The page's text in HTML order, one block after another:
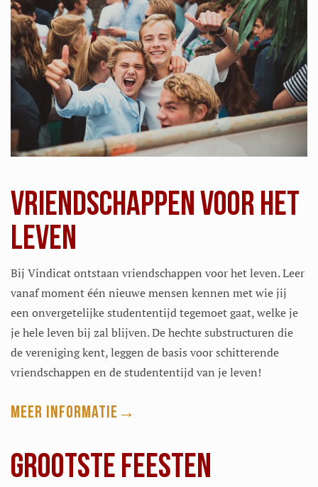
VRIENDSCHAPPEN VOOR HET
LEVEN
Bij Vindicat ontstaan vriendschappen voor het leven. Leer
vanaf moment één nieuwe mensen kennen met wie jij
een onvergetelijke studententijd tegemoet gaat, welke je
je hele leven bij zal blijven. De hechte substructuren die
de vereniging kent, leggen de basis voor schitterende
vriendschappen en de studententijd van je leven!
Meer informatie
GROOTSTE FEESTEN